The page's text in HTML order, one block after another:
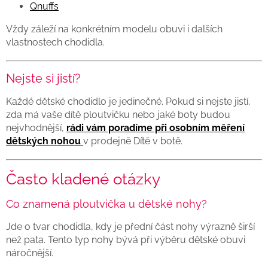
Qnuffs
Vždy záleží na konkrétním modelu obuvi i dalších
vlastnostech chodidla.
Nejste si jistí?
Každé dětské chodidlo je jedinečné. Pokud si nejste jistí,
zda má vaše dítě ploutvičku nebo jaké boty budou
nejvhodnější, rádi vám poradíme při osobním měření
dětských nohou v prodejně Dítě v botě.
Často kladené otázky
Co znamená ploutvička u dětské nohy?
Jde o tvar chodidla, kdy je přední část nohy výrazně širší
než pata. Tento typ nohy bývá při výběru dětské obuvi
náročnější.